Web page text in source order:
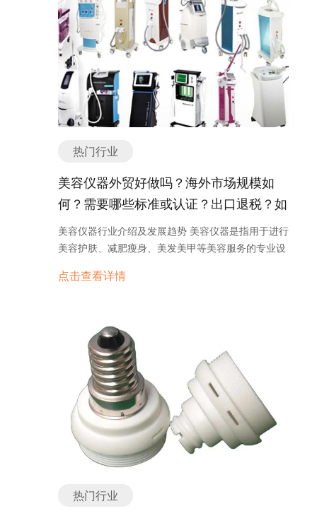
步和工业化的发展，化妆品行业逐渐转向了现代化生
产方式，并涌现出了许多知名的化妆品品牌。 近年
来，化妆品行业呈现出以下几个发展趋势： 1. 天然
有机化妆品的兴起：由于人们对健康和环保的关注，
天然有机化妆品受到越来越多消费者的青睐。这类化
妆品使用天然植物提取物和有机成分，不含有害化学
物质，对皮肤更加温和，符合现代人的健康追求。 2.
个性化定制化妆品的发展：随着科技的进步，越来越
可以通过在线问卷或皮肤测试，获取适合自己肤质和
需求的定制化妆品。这种趋势满足了消费者对个性化
产品的需求，提升了产品的使用体验。 3. 线上销售
的崛起：随着电子商务的迅猛发展，越来越多的化妆
品品牌将销售渠道拓展到了线上。消费者可以通过电
商平台方便地购买到自己喜爱的化妆品，线上销售的
兴起：为了吸引更多年轻消费者，许多化妆品品牌开
这种跨界合作可以吸引更多目标消费群体，并提升品
牌的知名度和影响力。 总而言之，化妆品行业在不断
创新和发展中。消费者对于天然有机、个性化定制和
线上购物的需求不断增长，品牌需要不断适应市场变
化，提供符合消费者需求的产品和服务，才能在激烈
的竞争中脱颖而出。 化妆品产品主要分类或种类有哪
些？ 化妆品是指用于美化和改善人体外貌的产品，广
泛应用于日常生活和美容行业。根据其功能和用途的
不同，化妆品可以分为以下几个主要分类或种类： 1.
和改善皮肤的健康状况。护肤品包括洁面产品、爽肤
热门行业
美容仪器外贸好做吗？海外市场规模如
何？需要哪些标准或认证？出口退税？如
何找分销商或客户？
美容仪器行业介绍及发展趋势 美容仪器是指用于进行
美容护肤、减肥瘦身、美发美甲等美容服务的专业设
也迎来了快速发展。 美容仪器行业可以分为医疗美容
器、超声波美容仪器等。这些设备具备较高的技术含
量，可以进行更加精细和专业的美容治疗，如皮肤修
复、去除皱纹、祛斑等。家用美容仪器则主要面向个
人用户，包括电动洁面仪、导入导出仪、美容仪等。
这些设备便于携带和操作，可以在家中进行简单的美
容护理。 美容仪器行业的发展受到多方面因素的影
响。首先是人们对美容需求的增长。随着生活水平的
提高和社会观念的变化，人们对外貌和形象的重视程
度越来越高，对美容服务的需求也在不断增加。其次
能和效果也在不断提升，为用户提供更加便捷和有效
点击查看详情
热门行业